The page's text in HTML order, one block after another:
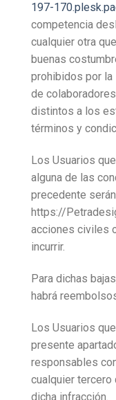
197-
competencia
cualquier otra
buenas
prohibidos por la
de
distintos a los
términos y
Los Usuarios
alguna de las
precedente
https://
acciones civiles
incurrir.
Para dichas
habrá
Los Usuarios
presente
responsables
cualquier tercero
dicha infracción.